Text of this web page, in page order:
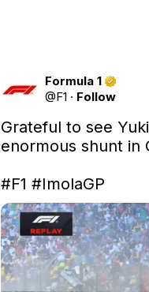
Formula 1
@F1 · Follow
Grateful to see
enormous shunt in
#F1 #ImolaGP